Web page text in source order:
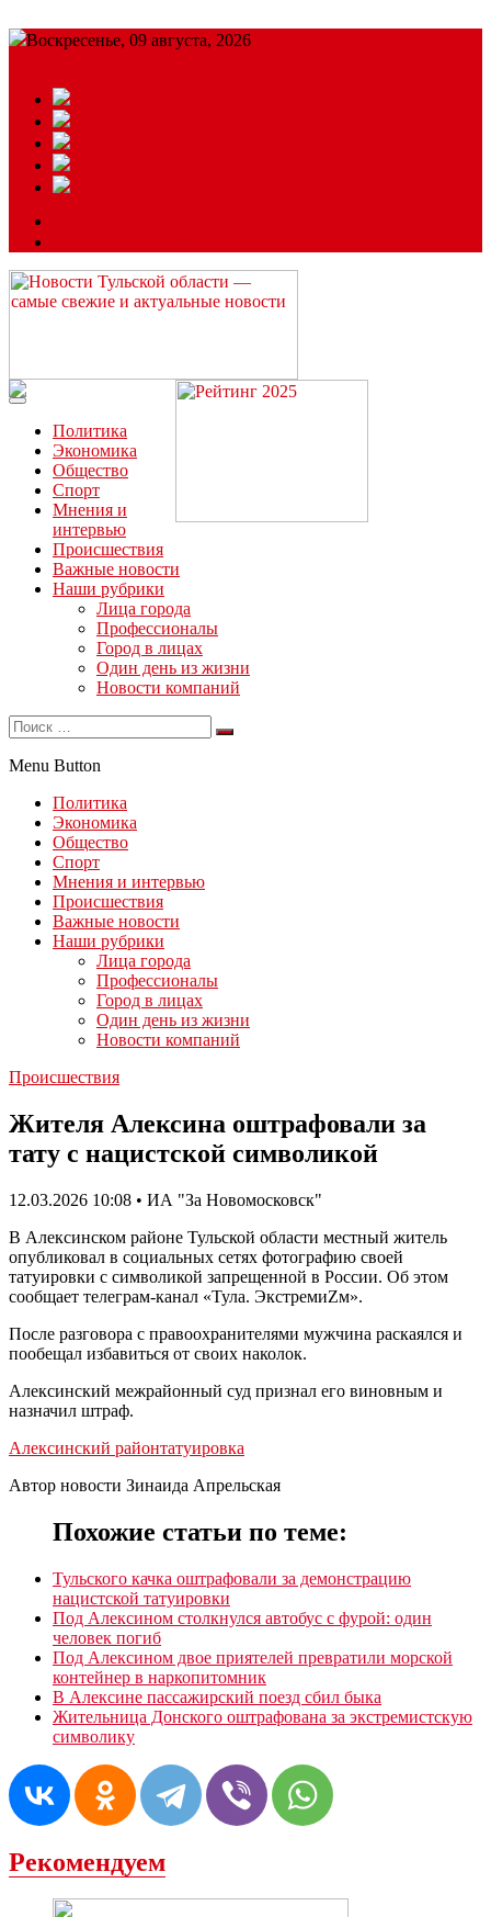
Воскресенье, 09 августа, 2026
Читайте последние новости дня в Тульской области на сайте
“ЗаНовомосковск”
Политика
Экономика
Общество
Спорт
Мнения и
интервью
Происшествия
Важные новости
Наши рубрики
Лица города
Профессионалы
Город в лицах
Один день из жизни
Новости компаний
Menu Button
Политика
Экономика
Общество
Спорт
Мнения и интервью
Происшествия
Важные новости
Наши рубрики
Лица города
Профессионалы
Город в лицах
Один день из жизни
Новости компаний
Происшествия
Жителя Алексина оштрафовали за
тату с нацистской символикой
12.03.2026 10:08 • ИА "За Новомосковск"
В Алексинском районе Тульской области местный житель
опубликовал в социальных сетях фотографию своей
татуировки с символикой запрещенной в России. Об этом
сообщает телеграм-канал «Тула. ЭкстремиZм».
После разговора с правоохранителями мужчина раскаялся и
пообещал избавиться от своих наколок.
Алексинский межрайонный суд признал его виновным и
назначил штраф.
Алексинский районтатуировка
Автор новости Зинаида Апрельская
Похожие статьи по теме:
Тульского качка оштрафовали за демонстрацию
нацистской татуировки
Под Алексином столкнулся автобус с фурой: один
человек погиб
Под Алексином двое приятелей превратили морской
контейнер в наркопитомник
В Алексине пассажирский поезд сбил быка
Жительница Донского оштрафована за экстремистскую
символику
Рекомендуем